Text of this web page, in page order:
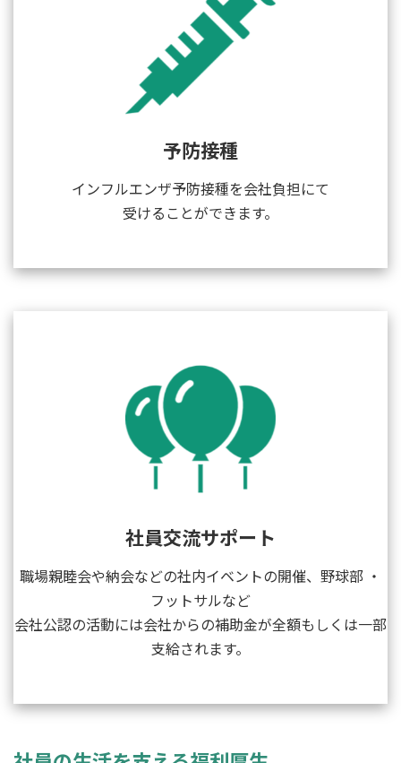
予防接種
インフルエンザ予防接種を会社負担にて
受けることができます。
社員交流サポート
職場親睦会や納会などの社内イベントの開催、野球部 ・
フットサルなど
会社公認の活動には会社からの補助金が全額もしくは一部
支給されます。